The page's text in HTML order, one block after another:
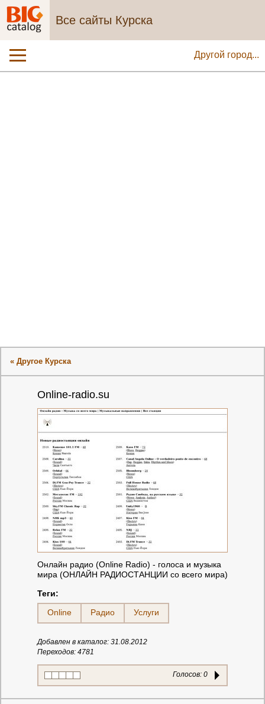
Все сайты Курска
Другой город...
« Другое Курска
Online-radio.su
Онлайн радио (Onlіne Radіo) - голоса и музыка
мира (ОНЛАЙН РАДИОСТАНЦИИ со всего мира)
Теги:
Online
Радио Услуги
Добавлен в каталог: 31.08.2012
Переходов: 4781
Голосов: 0